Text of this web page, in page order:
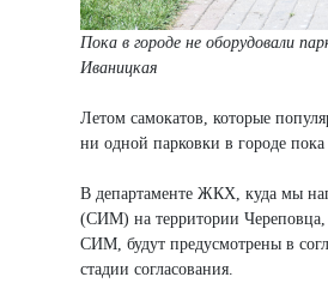
Пока в городе не оборудовали
Иваницкая
Летом самокатов, которые
ни одной парковки в городе
В департаменте ЖКХ, куда мы
(СИМ) на территории Череповца,
СИМ, будут предусмотрены в
стадии согласования.